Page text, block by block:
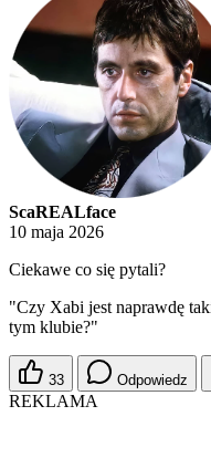
ScaREALface
10 maja 2026
Ciekawe co się pytali?
"Czy Xabi jest naprawdę
tym klubie?"
33 Odpowiedz
REKLAMA